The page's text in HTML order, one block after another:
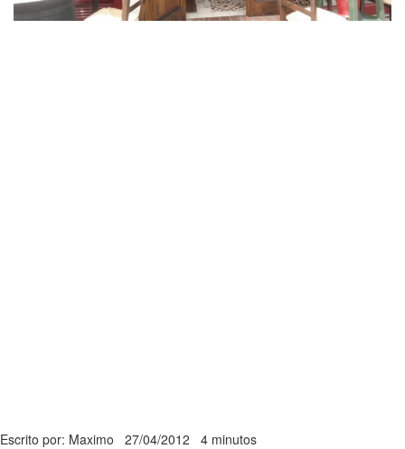
Escrito por: Maximo 27/04/2012 4 minutos